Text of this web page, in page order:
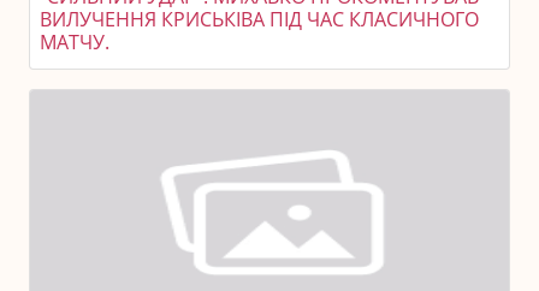
ВИЛУЧЕННЯ КРИСЬКІВА ПІД ЧАС КЛАСИЧНОГО
МАТЧУ.